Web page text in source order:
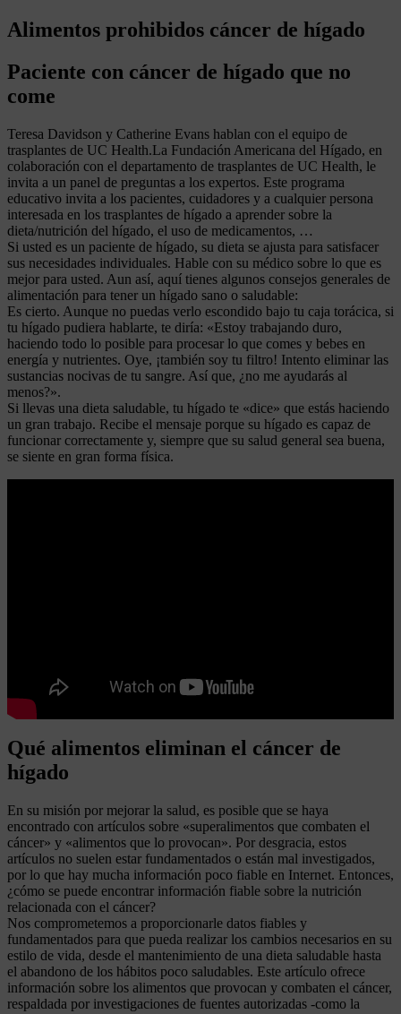
Alimentos prohibidos cáncer de hígado
Paciente con cáncer de hígado que no
come
Teresa Davidson y Catherine Evans hablan con el equipo de
trasplantes de UC Health.La Fundación Americana del Hígado, en
colaboración con el departamento de trasplantes de UC Health, le
invita a un panel de preguntas a los expertos. Este programa
educativo invita a los pacientes, cuidadores y a cualquier persona
interesada en los trasplantes de hígado a aprender sobre la
dieta/nutrición del hígado, el uso de medicamentos, …
Si usted es un paciente de hígado, su dieta se ajusta para satisfacer
sus necesidades individuales. Hable con su médico sobre lo que es
mejor para usted. Aun así, aquí tienes algunos consejos generales de
alimentación para tener un hígado sano o saludable:
Es cierto. Aunque no puedas verlo escondido bajo tu caja torácica, si
tu hígado pudiera hablarte, te diría: «Estoy trabajando duro,
haciendo todo lo posible para procesar lo que comes y bebes en
energía y nutrientes. Oye, ¡también soy tu filtro! Intento eliminar las
sustancias nocivas de tu sangre. Así que, ¿no me ayudarás al
menos?».
Si llevas una dieta saludable, tu hígado te «dice» que estás haciendo
un gran trabajo. Recibe el mensaje porque su hígado es capaz de
funcionar correctamente y, siempre que su salud general sea buena,
se siente en gran forma física.
Qué alimentos eliminan el cáncer de
hígado
En su misión por mejorar la salud, es posible que se haya
encontrado con artículos sobre «superalimentos que combaten el
cáncer» y «alimentos que lo provocan». Por desgracia, estos
artículos no suelen estar fundamentados o están mal investigados,
por lo que hay mucha información poco fiable en Internet. Entonces,
¿cómo se puede encontrar información fiable sobre la nutrición
relacionada con el cáncer?
Nos comprometemos a proporcionarle datos fiables y
fundamentados para que pueda realizar los cambios necesarios en su
estilo de vida, desde el mantenimiento de una dieta saludable hasta
el abandono de los hábitos poco saludables. Este artículo ofrece
información sobre los alimentos que provocan y combaten el cáncer,
respaldada por investigaciones de fuentes autorizadas -como la